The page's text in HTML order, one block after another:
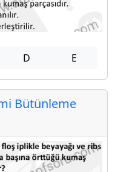
D E
Bütünleme